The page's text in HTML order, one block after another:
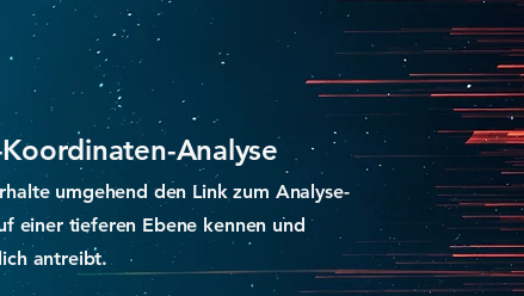
Analyse
umgehend den Link zum Analyse-
einer tieferen Ebene kennen und
antreibt.